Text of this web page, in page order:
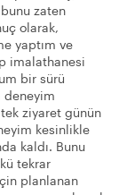
zaten
olarak,
yaptım ve
imalathanesi
bir sürü
deneyim
ziyaret günün
kesinlikle
kaldı. Bunu
tekrar
planlanan